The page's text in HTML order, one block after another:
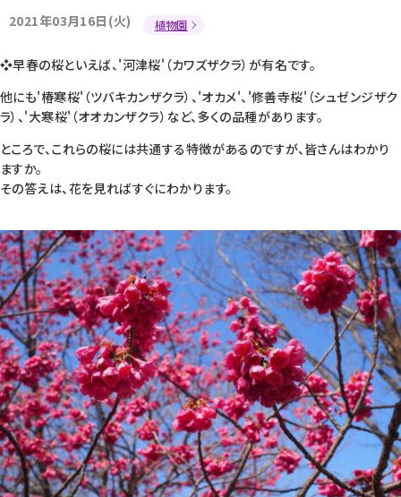
2021年03月16日(火) 植物園
❖早春の桜といえば、'河津桜'（カワズザクラ）が有名です。
他にも'椿寒桜'（ツバキカンザクラ）、'オカメ'、'修善寺桜'（シュゼンジザク
ラ）、'大寒桜'（オオカンザクラ）など、多くの品種があります。
ところで、これらの桜には共通する特徴があるのですが、皆さんはわかり
ますか。
その答えは、花を見ればすぐにわかります。